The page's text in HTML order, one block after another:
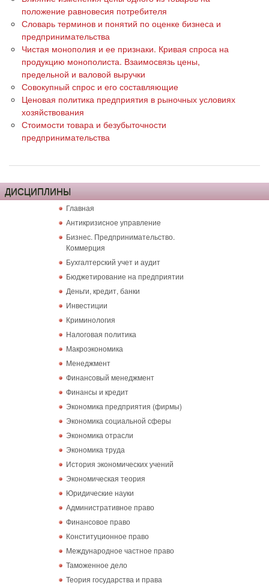
положение равновесия потребителя
Словарь терминов и понятий по оценке бизнеса и
предпринимательства
Чистая монополия и ее признаки. Кривая спроса на
продукцию монополиста. Взаимосвязь цены,
предельной и валовой выручки
Совокупный спрос и его составляющие
Ценовая политика предприятия в рыночных условиях
хозяйствования
Стоимости товара и безубыточности
предпринимательства
ДИСЦИПЛИНЫ
Главная
Антикризисное управление
Бизнес. Предпринимательство.
Коммерция
Бухгалтерский учет и аудит
Бюджетирование на предприятии
Деньги, кредит, банки
Инвестиции
Криминология
Налоговая политика
Макроэкономика
Менеджмент
Финансовый менеджмент
Финансы и кредит
Экономика предприятия (фирмы)
Экономика социальной сферы
Экономика отрасли
Экономика труда
История экономических учений
Экономическая теория
Юридические науки
Административное право
Финансовое право
Конституционное право
Международное частное право
Таможенное дело
Теория государства и права